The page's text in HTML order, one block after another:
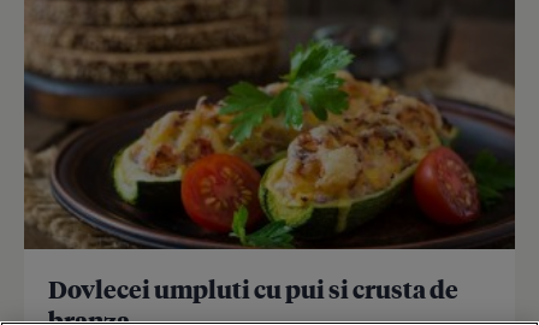
Dovlecei umpluti cu pui si crusta de